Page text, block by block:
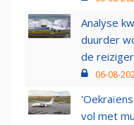
Analyse
duurder
de reiziger
06-08-
vol met